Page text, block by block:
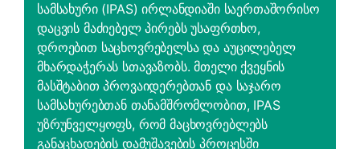
სამსახური (IPAS) ირლანდიაში საერთაშორისო
დაცვის მაძიებელ პირებს უსაფრთხო,
დროებით საცხოვრებელსა და აუცილებელ
მხარდაჭერას სთავაზობს. მთელი ქვეყნის
მასშტაბით პროვაიდერებთან და საჯარო
სამსახურებთან თანამშრომლობით, IPAS
უზრუნველყოფს, რომ მაცხოვრებლებს
განაცხადების დამუშავების პროცესში